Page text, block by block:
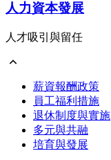
員工福利措施
多元與共融
人力資本發展
人才吸引與留任
薪資報酬政策
員工福利措施
退休制度與實施
多元與共融
培育與發展